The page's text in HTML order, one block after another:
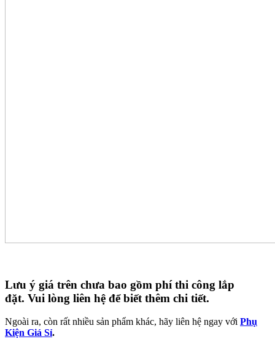
Lưu ý giá trên chưa bao gồm phí thi công lắp
đặt. Vui lòng liên hệ để biết thêm chi tiết.
Ngoài ra, còn rất nhiều sản phẩm khác, hãy liên hệ ngay với Phụ
Kiện Giá Sỉ.